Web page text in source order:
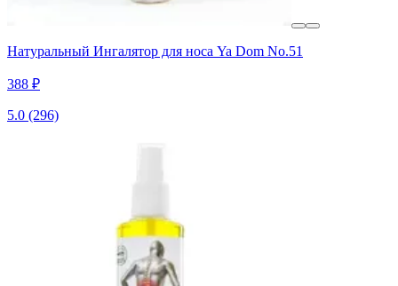
Натуральный Ингалятор для носа Ya Dom No.51
388 ₽
5.0 (296)